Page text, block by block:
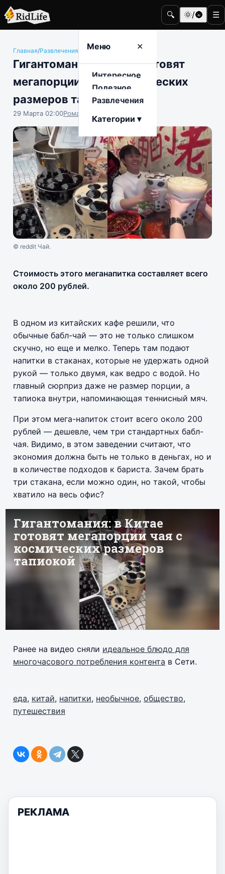
🔍 🌞/🌚 ☰
Меню ✕
Интересное
Полезное
Развлечения
Категории ▾
Главная/Развлечения Еда и гастрономия
Гигантомания: в Китае готовят
мегапорции чая с космических
размеров тапиокой
29 Марта 02:00Роман Чистоляпов
© reddit Чай.
Стоимость этого меганапитка составляет всего
около 200 рублей.
В одном из китайских кафе решили, что
обычные бабл-чай — это не только слишком
скучно, но еще и мелко. Теперь там подают
напитки в стаканах, которые не удержать одной
рукой — только двумя, как ведро с водой. Но
главный сюрприз даже не размер порции, а
тапиока внутри, напоминающая теннисный мяч.
При этом мега-напиток стоит всего около 200
рублей — дешевле, чем три стандартных бабл-
чая. Видимо, в этом заведении считают, что
экономия должна быть не только в деньгах, но и
в количестве подходов к бариста. Зачем брать
три стакана, если можно один, но такой, чтобы
хватило на весь офис?
Ранее на видео сняли идеальное блюдо для
многочасового потребления контента в Сети.
еда, китай, напитки, необычное, общество,
путешествия
РЕКЛАМА